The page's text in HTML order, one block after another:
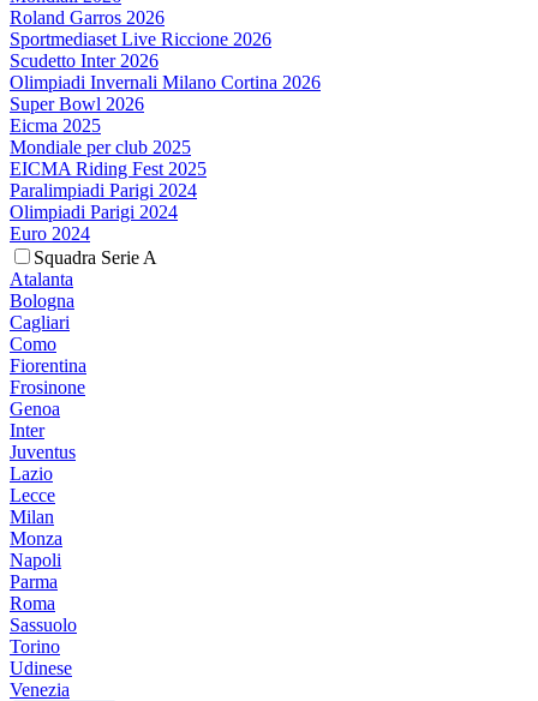
Roland Garros 2026
Sportmediaset Live Riccione 2026
Scudetto Inter 2026
Olimpiadi Invernali Milano Cortina 2026
Super Bowl 2026
Eicma 2025
Mondiale per club 2025
EICMA Riding Fest 2025
Paralimpiadi Parigi 2024
Olimpiadi Parigi 2024
Euro 2024
Squadra Serie A
Atalanta
Bologna
Cagliari
Como
Fiorentina
Frosinone
Genoa
Inter
Juventus
Lazio
Lecce
Milan
Monza
Napoli
Parma
Roma
Sassuolo
Torino
Udinese
Venezia